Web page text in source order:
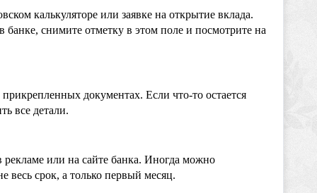
калькуляторе или заявке на открытие вклада.
снимите отметку в этом поле и посмотрите на
прикрепленных документах. Если что-то остается
все детали.
или на сайте банка. Иногда можно
весь срок, а только первый месяц.